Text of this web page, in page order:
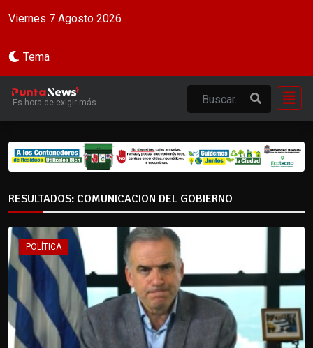
Viernes 7 Agosto 2026
Tema
Es hora de exigir más
RESULTADOS: COMUNICACION DEL GOBIERNO
POLÍTICA